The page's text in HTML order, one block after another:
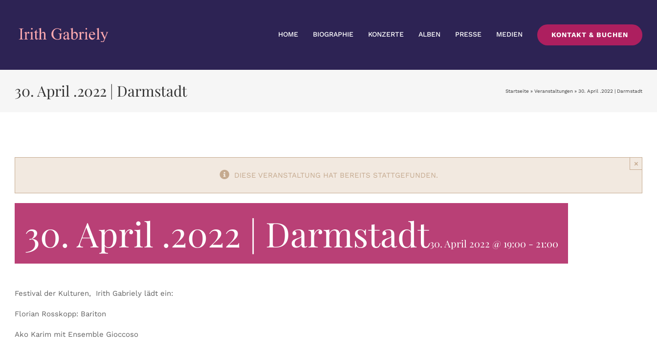
springen
HOME BIOGRAPHIE KONZERTE ALBEN PRESSE MEDIEN KONTAKT & BUCHEN
30. April .2022 | Darmstadt Startseite » Veranstaltungen » 30. April .2022 | Darmstadt
DIESE VERANSTALTUNG HAT BEREITS STATTGEFUNDEN.
×
30. April .2022 | Darmstadt30. April 2022 @ 19:00 - 21:00
Festival der Kulturen, Irith Gabriely lädt ein:
Florian Rosskopp: Bariton
Ako Karim mit Ensemble Gioccoso